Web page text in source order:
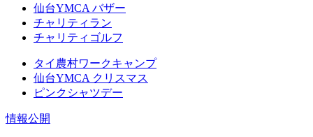
仙台YMCA バザー
チャリティラン
チャリティゴルフ
タイ農村ワークキャンプ
仙台YMCA クリスマス
ピンクシャツデー
情報公開